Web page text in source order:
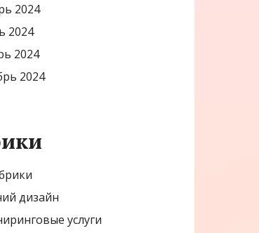
2024
2024
2024
2024
дизайн
услуги